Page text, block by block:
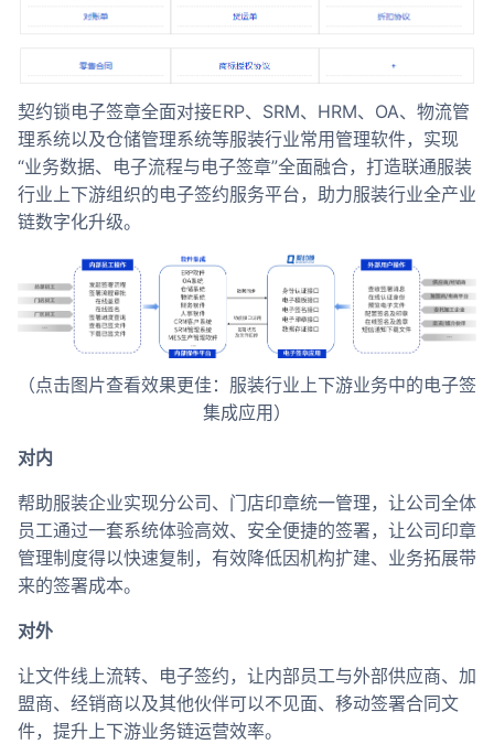
契约锁电子签章全面对接ERP、SRM、HRM、OA、物流管
理系统以及仓储管理系统等服装行业常用管理软件，实现
“业务数据、电子流程与电子签章”全面融合，打造联通服装
行业上下游组织的电子签约服务平台，助力服装行业全产业
链数字化升级。
（点击图片查看效果更佳：服装行业上下游业务中的电子签
集成应用）
对内
帮助服装企业实现分公司、门店印章统一管理，让公司全体
员工通过一套系统体验高效、安全便捷的签署，让公司印章
管理制度得以快速复制，有效降低因机构扩建、业务拓展带
来的签署成本。
对外
让文件线上流转、电子签约，让内部员工与外部供应商、加
盟商、经销商以及其他伙伴可以不见面、移动签署合同文
件，提升上下游业务链运营效率。